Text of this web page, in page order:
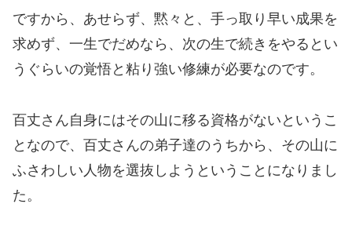
ですから、あせらず、黙々と、手っ取り早い成果を
求めず、一生でだめなら、次の生で続きをやるとい
うぐらいの覚悟と粘り強い修練が必要なのです。
百丈さん自身にはその山に移る資格がないというこ
となので、百丈さんの弟子達のうちから、その山に
ふさわしい人物を選抜しようということになりまし
た。